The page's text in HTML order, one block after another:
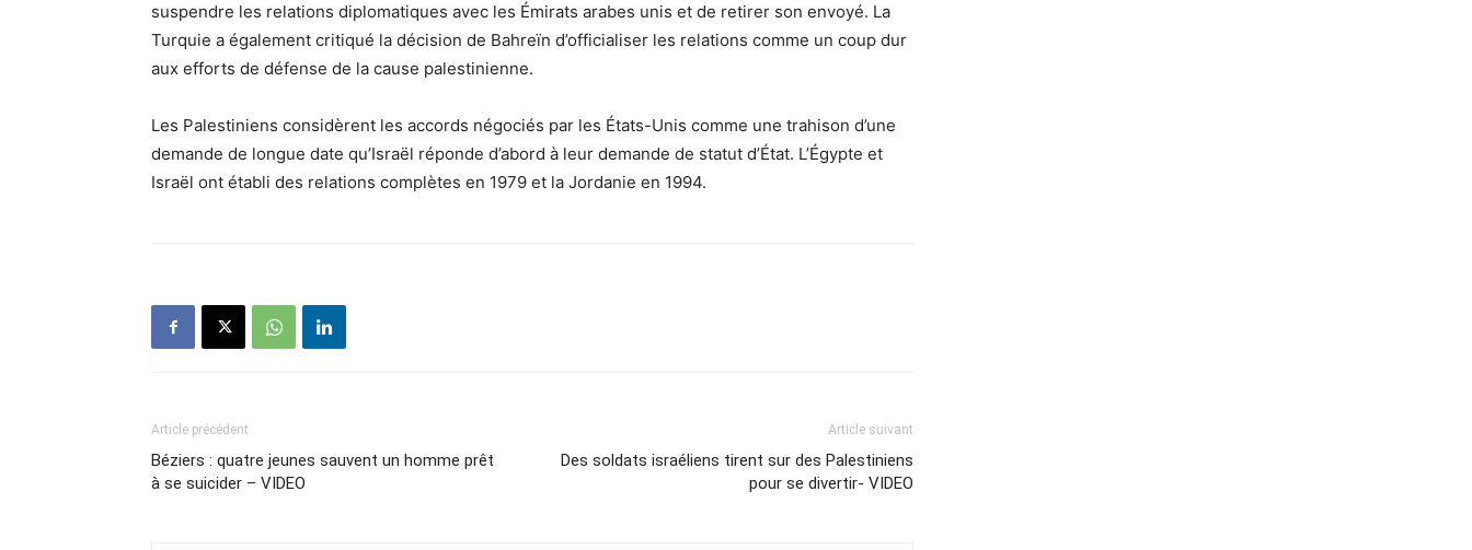
suspendre les relations diplomatiques avec les Émirats arabes unis et de retirer son envoyé. La
Turquie a également critiqué la décision de Bahreïn d’officialiser les relations comme un coup dur
aux efforts de défense de la cause palestinienne.
Les Palestiniens considèrent les accords négociés par les États-Unis comme une trahison d’une
demande de longue date qu’Israël réponde d’abord à leur demande de statut d’État. L’Égypte et
Israël ont établi des relations complètes en 1979 et la Jordanie en 1994.
Article précédent
Béziers : quatre jeunes sauvent un homme prêt
à se suicider – VIDEO
Article suivant
Des soldats israéliens tirent sur des Palestiniens
pour se divertir- VIDEO